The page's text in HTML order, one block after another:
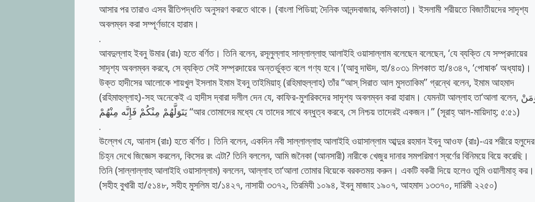
আসার পর তারাও এসব রীতিপদ্ধতি অনুসরণ করতে থাকে। (বাংলা পিডিয়া; দৈনিক আনন্দবাজার, কলিকাতা)। ইসলামী শরীয়তে বিজাতীয়দের সাদৃশ্য
অবলম্বন করা সম্পূর্ণভাবে হারাম।
.
আবদুল্লাহ ইবনু উমার (রাঃ) হতে বর্ণিত। তিনি বলেন, রসূলুল্লাহ সাল্লাল্লাহু আলাইহি ওয়াসাল্লাম বলেছেন বলেছেন, ‘যে ব্যক্তি যে সম্প্রদায়ের
সাদৃশ্য অবলম্বন করবে, সে ব্যক্তি সেই সম্প্রদায়ের অন্তর্ভুক্ত বলে গণ্য হবে।’(আবু দাঊদ, হা/৪০৩১ মিশকাত হা/৪৩৪৭, ‘পোষাক’ অধ্যায়)।
উক্ত হাদীসের আলোকে শায়খুল ইসলাম ইমাম ইবনু তাইমিয়াহ্ (রহিমাহুল্লাহ) তাঁর ‘‘আস্ সিরাত আল মুসতাকিম’’ গ্রন্থে বলেন, ইমাম আহমাদ
(রহিমাহুল্লাহ)-সহ অনেকেই এ হাদীস দ্বারা দলীল দেন যে, কাফির-মুশরিকদের সাদৃশ্য অবলম্বন করা হারাম। যেমনটা আল্লাহ তা‘আলা বলেন, وَمَنْ
يَتَوَلَّهُمْ مِنْكُمْ فَإِنَّه مِنْهُمْ ‘‘আর তোমাদের মধ্যে যে তাদের সাথে বন্ধুত্ব করবে, সে নিশ্চয় তাদেরই একজন।’’ (সূরাহ্ আল-মায়িদাহ্; ৫:৫১)
.
উল্লেখ যে, আনাস (রাঃ) হতে বর্ণিত। তিনি বলেন, একদিন নবী সাল্লাল্লাহু আলাইহি ওয়াসাল্লাম আব্দুর রহমান ইবনু আওফ (রাঃ)-এর শরীরে হলুদের
চিহ্ন দেখে জিজ্ঞেস করলেন, কিসের রং এটা? তিনি বললেন, আমি জনৈকা (আনসারী) নারীকে খেজুর দানার সমপরিমাণ স্বর্ণের বিনিময়ে বিয়ে করেছি।
তিনি (সাল্লাল্লাহু আলাইহি ওয়াসাল্লাম) বললেন, আল্লাহ তা‘আলা তোমার বিয়েকে বরকতময় করুন। একটি বকরী দিয়ে হলেও তুমি ওয়ালীমাহ্ কর।
(সহীহ বুখারী হা/৫১৪৮, সহীহ মুসলিম হা/১৪২৭, নাসায়ী ৩৩৭২, তিরমিযী ১০৯৪, ইবনু মাজাহ ১৯০৭, আহমাদ ১৩৩৭০, দারিমী ২২৫০)